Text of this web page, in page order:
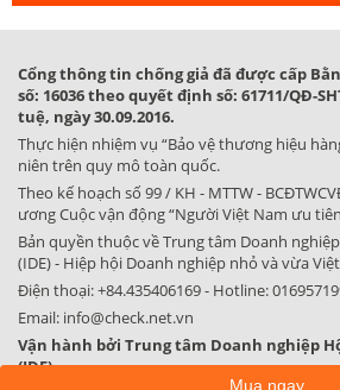
Cổng thông tin chống giả đã được cấp
số: 16036 theo quyết định số: 61711/QĐ-
tuệ, ngày 30.09.2016.
Thực hiện nhiệm vụ “Bảo vệ thương hiệu
niên trên quy mô toàn quốc.
Theo kế hoạch số 99 / KH - MTTW -
ương Cuộc vận động “Người Việt Nam ưu
Bản quyền thuộc về Trung tâm Doanh
(IDE) - Hiệp hội Doanh nghiệp nhỏ và vừa
Điện thoại:+84.435406169- Hotline:
Email: info@check.net.vn
Vận hành bởi Trung tâm Doanh nghiệp
(IDE)